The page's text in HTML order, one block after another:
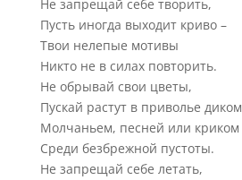
Не запрещай себе творить,
Пусть иногда выходит криво –
Твои нелепые мотивы
Никто не в силах повторить.
Не обрывай свои цветы,
Пускай растут в приволье диком
Молчаньем, песней или криком
Среди безбрежной пустоты.
Не запрещай себе летать,